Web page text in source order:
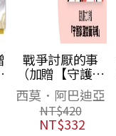
戰爭討厭的事
（加贈【守護家
園海報&吳宜蓉
╳諶淑婷精彩導
讀】）
西莫．阿巴迪亞
NT$420
NT$332